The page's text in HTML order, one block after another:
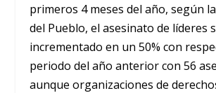
primeros 4 meses del año, según
del Pueblo, el asesinato de líderes
incrementado en un 50% con
periodo del año anterior con 56
aunque organizaciones de